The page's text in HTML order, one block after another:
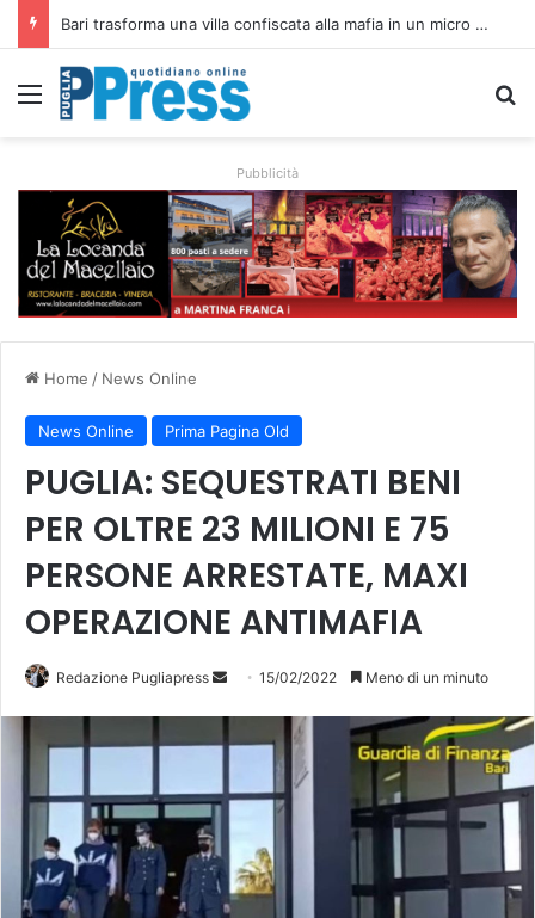
Rubano strumenti e farmaci ai medici dei migranti a Bari: ferme le visite a Nardò
Menu
Pubblicità
Home / News Online
News Online Prima Pagina Old
PUGLIA: SEQUESTRATI BENI
PER OLTRE 23 MILIONI E 75
PERSONE ARRESTATE, MAXI
OPERAZIONE ANTIMAFIA
Redazione Pugliapress
a
e
15/02/2022 Meno di un minuto